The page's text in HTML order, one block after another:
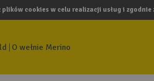
plików cookies w celu realizacji usług i zgodnie
O wełnie Merino